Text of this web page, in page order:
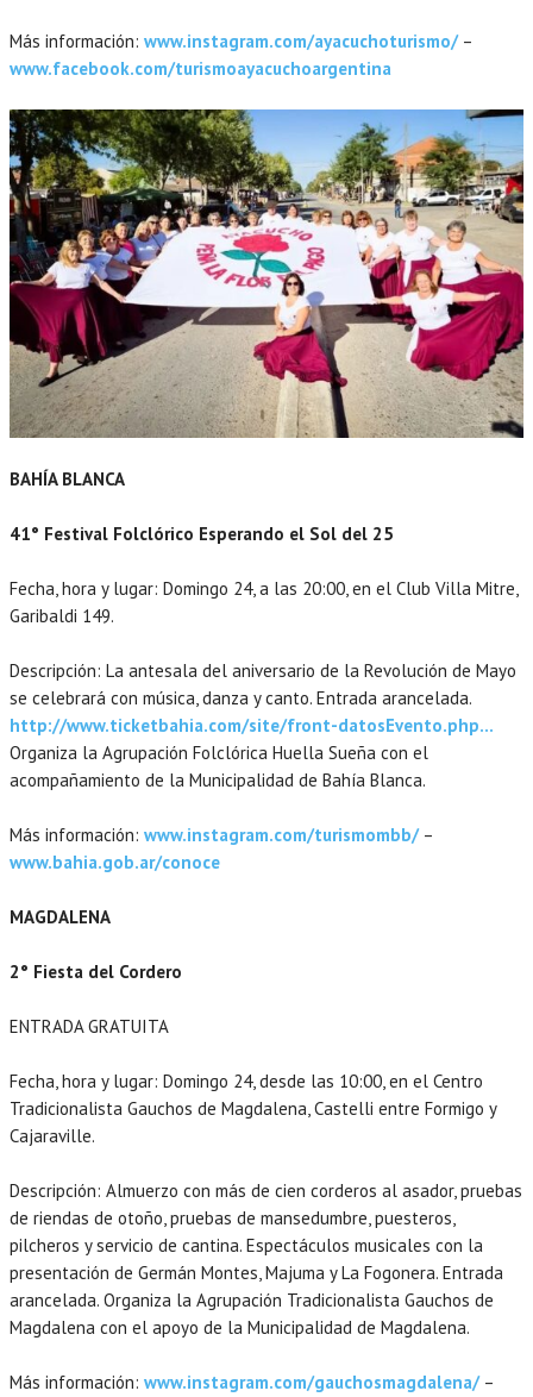
Más información: www.instagram.com/ayacuchoturismo/–
www.facebook.com/turismoayacuchoargentina
BAHÍA BLANCA
41° Festival Folclórico Esperando el Sol del 25
Fecha, hora y lugar: Domingo 24, a las 20:00, en el Club Villa Mitre,
Garibaldi 149.
Descripción: La antesala del aniversario de la Revolución de Mayo
se celebrará con música, danza y canto. Entrada arancelada.
http://www.ticketbahia.com/site/front-datosEvento.php…
Organiza la Agrupación Folclórica Huella Sueña con el
acompañamiento de la Municipalidad de Bahía Blanca.
Más información: www.instagram.com/turismombb/–
www.bahia.gob.ar/conoce
MAGDALENA
2° Fiesta del Cordero
ENTRADA GRATUITA
Fecha, hora y lugar: Domingo 24, desde las 10:00, en el Centro
Tradicionalista Gauchos de Magdalena, Castelli entre Formigo y
Cajaraville.
Descripción: Almuerzo con más de cien corderos al asador, pruebas
de riendas de otoño, pruebas de mansedumbre, puesteros,
pilcheros y servicio de cantina. Espectáculos musicales con la
presentación de Germán Montes, Majuma y La Fogonera. Entrada
arancelada. Organiza la Agrupación Tradicionalista Gauchos de
Magdalena con el apoyo de la Municipalidad de Magdalena.
Más información: www.instagram.com/gauchosmagdalena/–